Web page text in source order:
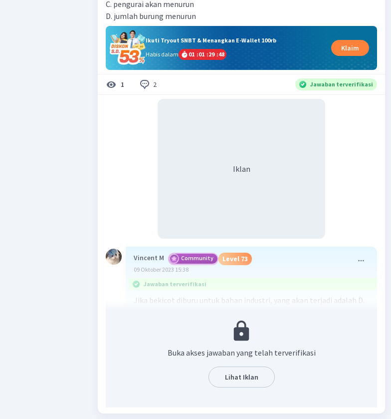
C. pengurai akan menurun
D. jumlah burung menurun
Ikuti Tryout SNBT & Menangkan E-Wallet 100rb
Habis dalam
01 :01 :29 :47
Klaim
1 2 Jawaban terverifikasi
Iklan
Vincent M Community Level 73
09 Oktober 2023 15:38
Jawaban terverifikasi
Jika bekicot diburu untuk bahan industri, yang akan terjadi adalah D.
Ketika bekicot diburu, populasi burung yang memangsa bekicot akan
mengalami penurunan karena kehilangan sumber makanan
utamanya. Hal ini dapat mengganggu keseimbangan dalam rantai
makanan, mengakibatkan penurunan jumlah burung yang ada dalam
ekosistem tersebut. Seiring dengan berkurangnya burung, pengurai
Buka akses jawaban yang telah terverifikasi
Lihat Iklan